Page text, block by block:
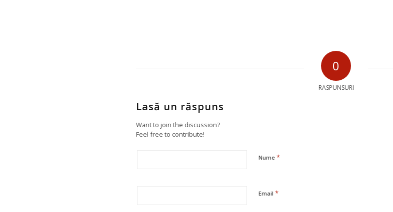
0
RASPUNSURI
Lasă un răspuns
Want to join the discussion?
Feel free to contribute!
Nume *
Email *